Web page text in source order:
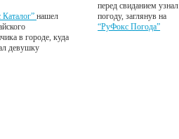
Каталог”нашел
в городе, куда
девушку
перед свиданием узнал
погоду, заглянув на
“РуФокс Погода”